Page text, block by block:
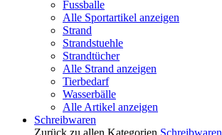
Fussballe
Alle Sportartikel anzeigen
Strand
Strandstuehle
Strandtücher
Alle Strand anzeigen
Tierbedarf
Wasserbälle
Alle Artikel anzeigen
Schreibwaren
Zurück zu allen Kategorien Schreibwaren